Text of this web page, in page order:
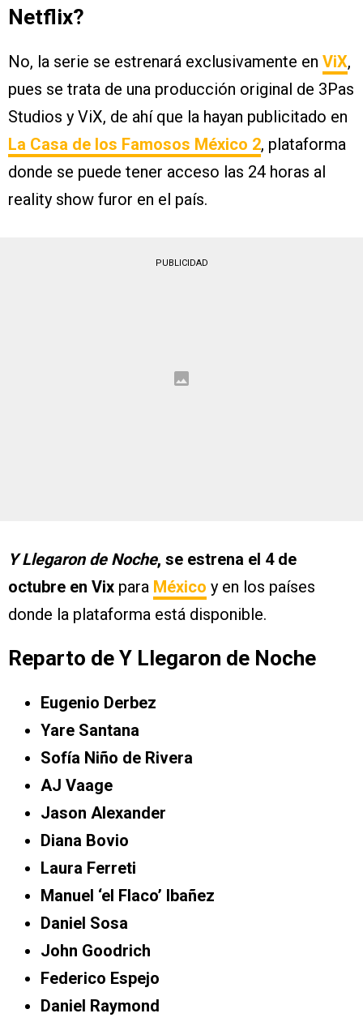
Netflix?
No, la serie se estrenará exclusivamente en ViX,
pues se trata de una producción original de 3Pas
Studios y ViX, de ahí que la hayan publicitado en
La Casa de los Famosos México 2, plataforma
donde se puede tener acceso las 24 horas al
reality show furor en el país.
PUBLICIDAD
Y Llegaron de Noche, se estrena el 4 de
octubre en Vix para México y en los países
donde la plataforma está disponible.
Reparto de Y Llegaron de Noche
Eugenio Derbez
Yare Santana
Sofía Niño de Rivera
AJ Vaage
Jason Alexander
Diana Bovio
Laura Ferreti
Manuel ‘el Flaco’ Ibañez
Daniel Sosa
John Goodrich
Federico Espejo
Daniel Raymond